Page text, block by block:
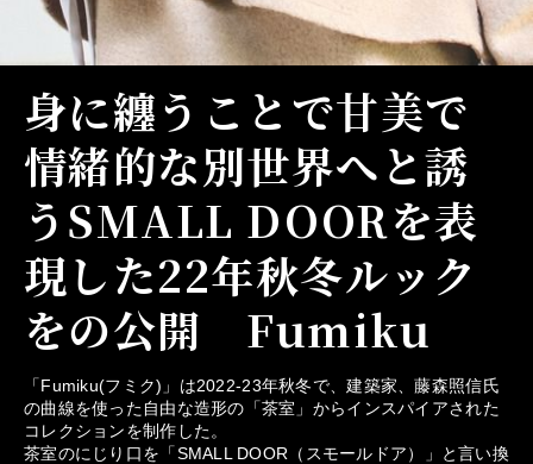
身に纏うことで甘美で
情緒的な別世界へと誘
うSMALL DOORを表
現した22年秋冬ルック
をの公開 Fumiku
「Fumiku(フミク)」は2022-23年秋冬で、建築家、藤森照信氏
の曲線を使った自由な造形の「茶室」からインスパイアされた
コレクションを制作した。
茶室のにじり口を「SMALL DOOR（スモールドア）」と言い換